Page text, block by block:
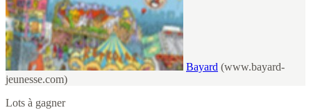
Bayard (www.bayard-
jeunesse.com)
Lots à gagner